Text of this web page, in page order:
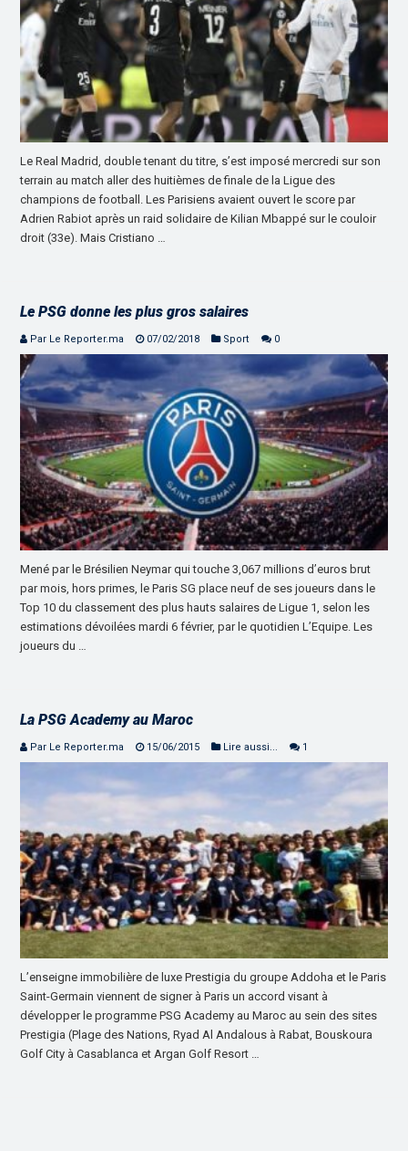
Le Real Madrid, double tenant du titre, s’est imposé mercredi sur son
terrain au match aller des huitièmes de finale de la Ligue des
champions de football. Les Parisiens avaient ouvert le score par
Adrien Rabiot après un raid solidaire de Kilian Mbappé sur le couloir
droit (33e). Mais Cristiano …
Le PSG donne les plus gros salaires
Par Le Reporter.ma 07/02/2018 Sport 0
Mené par le Brésilien Neymar qui touche 3,067 millions d’euros brut
par mois, hors primes, le Paris SG place neuf de ses joueurs dans le
Top 10 du classement des plus hauts salaires de Ligue 1, selon les
estimations dévoilées mardi 6 février, par le quotidien L’Equipe. Les
joueurs du …
La PSG Academy au Maroc
Par Le Reporter.ma 15/06/2015 Lire aussi... 1
L’enseigne immobilière de luxe Prestigia du groupe Addoha et le Paris
Saint-Germain viennent de signer à Paris un accord visant à
développer le programme PSG Academy au Maroc au sein des sites
Prestigia (Plage des Nations, Ryad Al Andalous à Rabat, Bouskoura
Golf City à Casablanca et Argan Golf Resort …